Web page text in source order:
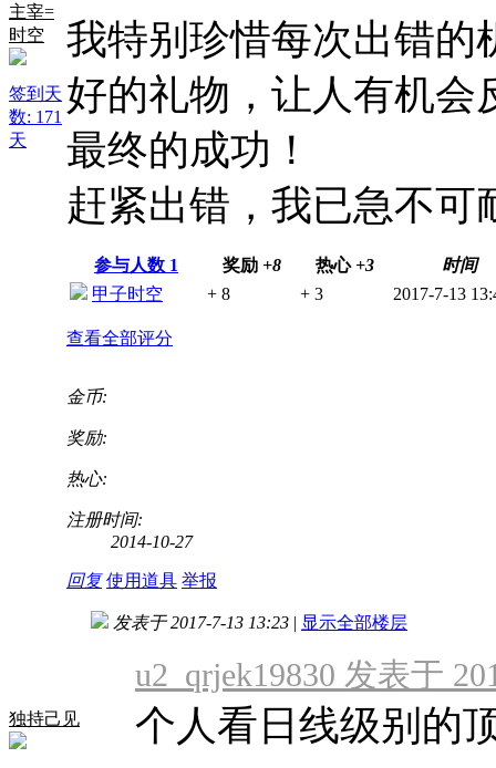
主宰=
时空
签到天
数: 171
天
我特别珍惜每次出错的
好的礼物，让人有机会
最终的成功！
赶紧出错，我已急不可
参与人数 1 奖励 +8 热心 +3
时间
甲子时空
+ 8 + 3 2017-7-13
查看全部评分
金币:
奖励:
热心:
注册时间:
2014-10-27
回复 使用道具 举报
独持己见
发表于 2017-7-13 13:23 | 显示全部楼层
u2_qrjek19830 发表于
个人看日线级别的